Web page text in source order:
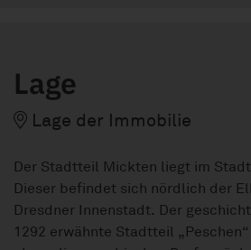
Lage
Lage der Immobilie
Der Stadtteil Mickten liegt im
Dieser befindet sich nördlich der
Dresdner Innenstadt. Der
1292 erwähnte Stadtteil